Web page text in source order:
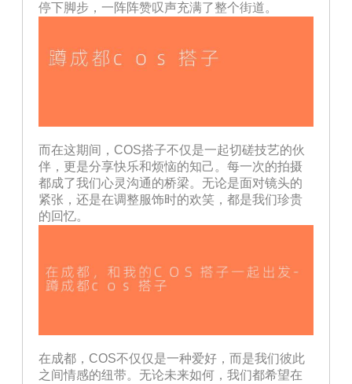
停下脚步，一阵阵赞叹声充满了整个街道。
而在这期间，COS搭子不仅是一起切磋技艺的伙
伴，更是分享快乐和烦恼的知己。每一次的拍摄
都成了我们心灵沟通的桥梁。无论是面对镜头的
紧张，还是在调整服饰时的欢笑，都是我们珍贵
的回忆。
在成都，COS不仅仅是一种爱好，而是我们彼此
之间情感的纽带。无论未来如何，我们都希望在